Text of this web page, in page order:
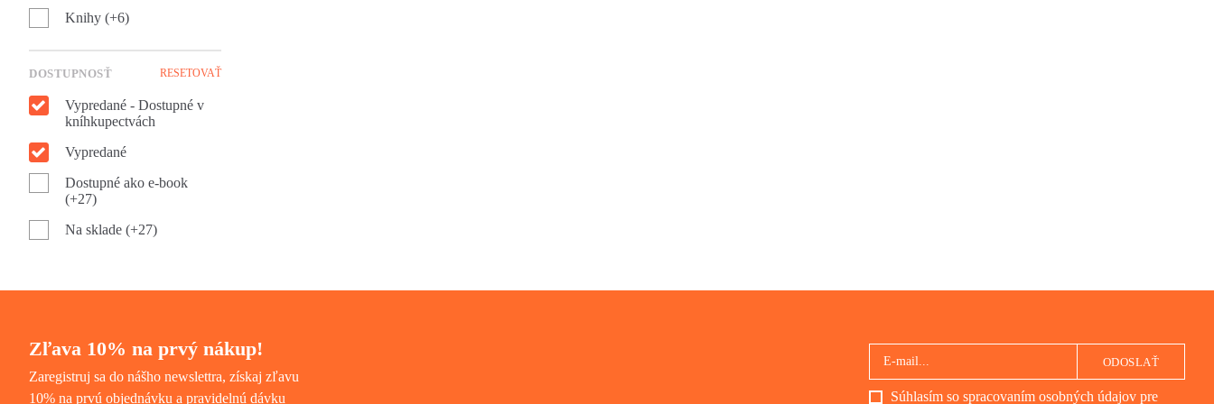
Knihy (+6)
DOSTUPNOSŤ RESETOVAŤ
Vypredané - Dostupné v
kníhkupectvách
Vypredané
Dostupné ako e-book
(+27)
Na sklade (+27)
Zľava 10% na prvý nákup!
Zaregistruj sa do nášho newslettra, získaj zľavu
10% na prvú objednávku a pravidelnú dávku
Súhlasím so spracovaním osobných údajov pre
ODOSLAŤ